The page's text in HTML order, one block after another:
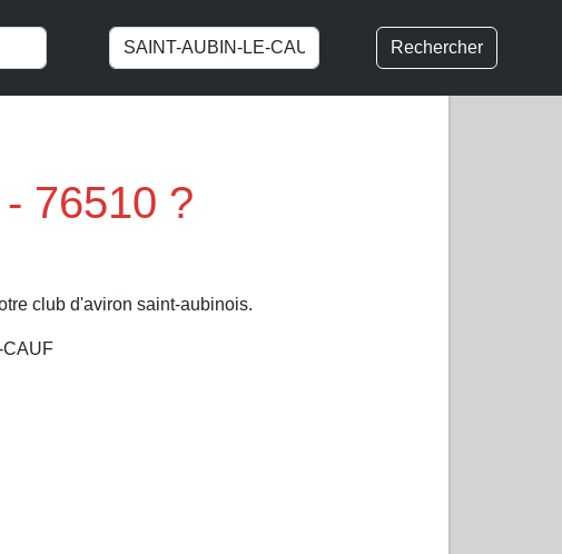
Rechercher
76510 ?
club d'aviron saint-aubinois.
CAUF